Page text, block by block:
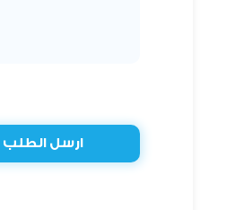
ارسل الطلب